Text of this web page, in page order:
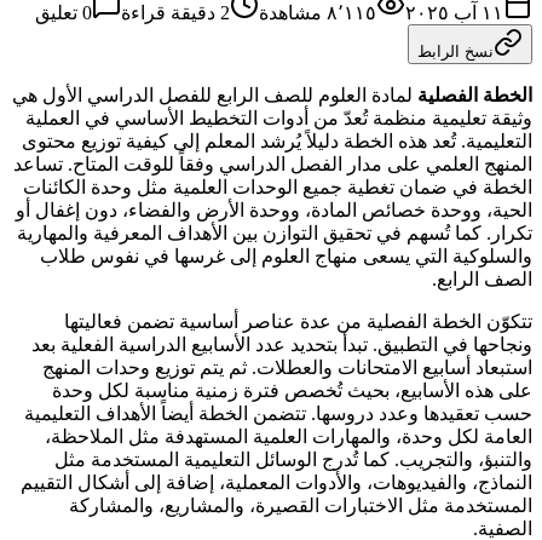
١١ آب ٢٠٢٥ ٨٬١١٥ مشاهدة 2 دقيقة قراءة 0 تعليق
نسخ الرابط
الخطة الفصلية لمادة العلوم للصف الرابع للفصل الدراسي الأول هي
وثيقة تعليمية منظمة تُعدّ من أدوات التخطيط الأساسي في العملية
التعليمية. تُعد هذه الخطة دليلاً يُرشد المعلم إلى كيفية توزيع محتوى
المنهج العلمي على مدار الفصل الدراسي وفقاً للوقت المتاح. تساعد
الخطة في ضمان تغطية جميع الوحدات العلمية مثل وحدة الكائنات
الحية، ووحدة خصائص المادة، ووحدة الأرض والفضاء، دون إغفال أو
تكرار. كما تُسهم في تحقيق التوازن بين الأهداف المعرفية والمهارية
والسلوكية التي يسعى منهاج العلوم إلى غرسها في نفوس طلاب
الصف الرابع.
تتكوّن الخطة الفصلية من عدة عناصر أساسية تضمن فعاليتها
ونجاحها في التطبيق. تبدأ بتحديد عدد الأسابيع الدراسية الفعلية بعد
استبعاد أسابيع الامتحانات والعطلات. ثم يتم توزيع وحدات المنهج
على هذه الأسابيع، بحيث تُخصص فترة زمنية مناسبة لكل وحدة
حسب تعقيدها وعدد دروسها. تتضمن الخطة أيضاً الأهداف التعليمية
العامة لكل وحدة، والمهارات العلمية المستهدفة مثل الملاحظة،
والتنبؤ، والتجريب. كما تُدرج الوسائل التعليمية المستخدمة مثل
النماذج، والفيديوهات، والأدوات المعملية، إضافة إلى أشكال التقييم
المستخدمة مثل الاختبارات القصيرة، والمشاريع، والمشاركة
الصفية.